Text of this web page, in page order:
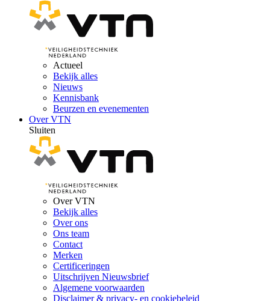
Actueel
Bekijk alles
Nieuws
Kennisbank
Beurzen en evenementen
Over VTN
Sluiten
Over VTN
Bekijk alles
Over ons
Ons team
Contact
Merken
Certificeringen
Uitschrijven Nieuwsbrief
Algemene voorwaarden
Disclaimer & privacy- en cookiebeleid